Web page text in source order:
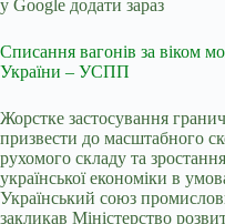
у Google додати зараз
Списання вагонів за віком
України – УСПП
Жорстке застосування
призвести до масштабного
рухомого складу та
української економіки в
Український союз
закликав Міністерство